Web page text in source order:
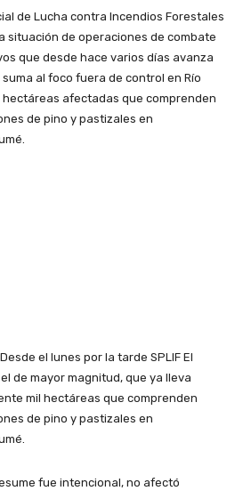
de Lucha contra Incendios Forestales
situación de operaciones de combate
que desde hace varios días avanza
al foco fuera de control en Río
hectáreas afectadas que comprenden
de pino y pastizales en
el lunes por la tarde SPLIF El
de mayor magnitud, que ya lleva
mil hectáreas que comprenden
de pino y pastizales en
fue intencional, no afectó